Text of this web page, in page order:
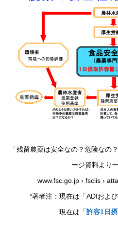
「残留農薬は安全なの？危険なの
ージ資料より
www.fsc.go.jp › fsciis ›
*著者注：現在は「ADIおよ
現在は「許容1日